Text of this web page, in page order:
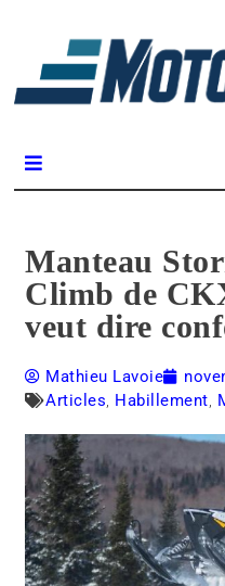
Manteau
Climb de
veut dire
Mathieu Lavoie
Articles, Habillement,